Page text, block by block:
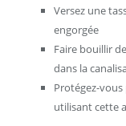
Versez une
engorgée
Faire bouillir
dans la
Protégez-
utilisant cette